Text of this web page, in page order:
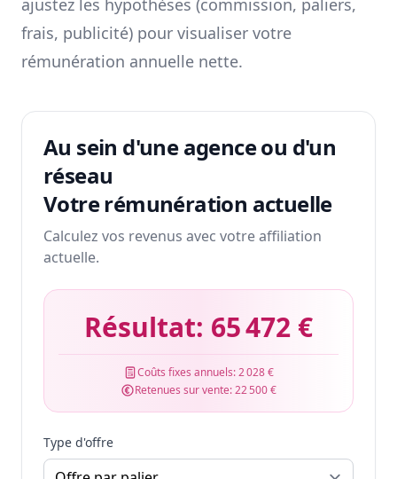
ajustez les hypothèses (commission, paliers,
frais, publicité) pour visualiser votre
rémunération annuelle nette.
Au sein d'une agence ou d'un
réseau
Votre rémunération actuelle
Calculez vos revenus avec votre affiliation
actuelle.
Résultat: 65 472 €
Coûts fixes annuels:2 028 €
Retenues sur vente:22 500 €
Type d'offre